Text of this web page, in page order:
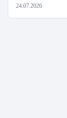
24.07.2026